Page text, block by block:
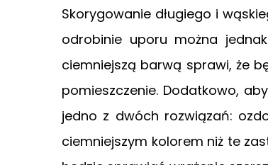
Skorygowanie długiego i
odrobinie uporu można
ciemniejszą barwą sprawi, że
pomieszczenie. Dodatkowo,
jedno z dwóch rozwiązań:
ciemniejszym kolorem niż te